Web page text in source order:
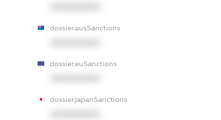
dossier.ausSanctions
dossier.euSanctions
dossier.japanSanctions